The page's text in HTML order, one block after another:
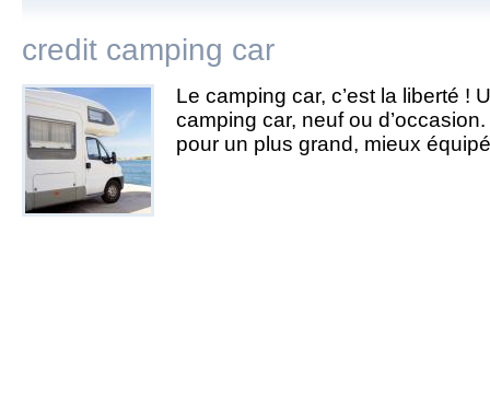
credit camping car
Le camping car, c’est la liberté !
camping car, neuf ou
pour un plus grand, mieux